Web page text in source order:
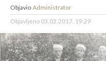
Objavio Administrator
Objavljeno 03.02.2017. 19:29